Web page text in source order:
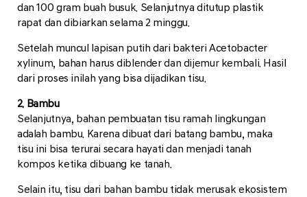
dan 100 gram buah busuk. Selanjutnya ditutup plastik
rapat dan dibiarkan selama 2 minggu.
Setelah muncul lapisan putih dari bakteri Acetobacter
xylinum, bahan harus diblender dan dijemur kembali. Hasil
dari proses inilah yang bisa dijadikan tisu.
2. Bambu
Selanjutnya, bahan pembuatan tisu ramah lingkungan
adalah bambu. Karena dibuat dari batang bambu, maka
tisu ini bisa terurai secara hayati dan menjadi tanah
kompos ketika dibuang ke tanah.
Selain itu, tisu dari bahan bambu tidak merusak ekosistem